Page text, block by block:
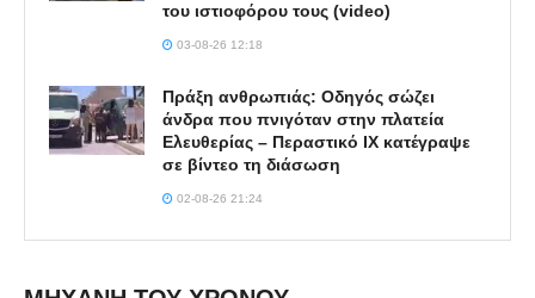
του ιστιοφόρου τους (video)
03-08-26 12:18
Πράξη ανθρωπιάς: Οδηγός σώζει
άνδρα που πνιγόταν στην πλατεία
Ελευθερίας – Περαστικό ΙΧ κατέγραψε
σε βίντεο τη διάσωση
02-08-26 21:24